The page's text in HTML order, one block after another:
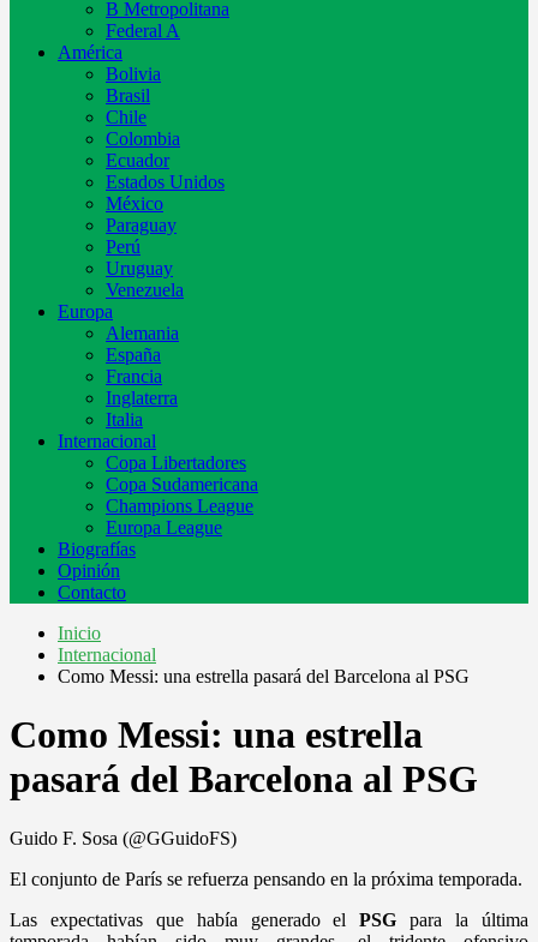
B Metropolitana
Federal A
América
Bolivia
Brasil
Chile
Colombia
Ecuador
Estados Unidos
México
Paraguay
Perú
Uruguay
Venezuela
Europa
Alemania
España
Francia
Inglaterra
Italia
Internacional
Copa Libertadores
Copa Sudamericana
Champions League
Europa League
Biografías
Opinión
Contacto
Inicio
Internacional
Como Messi: una estrella pasará del Barcelona al PSG
Como Messi: una estrella
pasará del Barcelona al PSG
Guido F. Sosa (@GGuidoFS)
El conjunto de París se refuerza pensando en la próxima temporada.
Las expectativas que había generado elPSG para la última